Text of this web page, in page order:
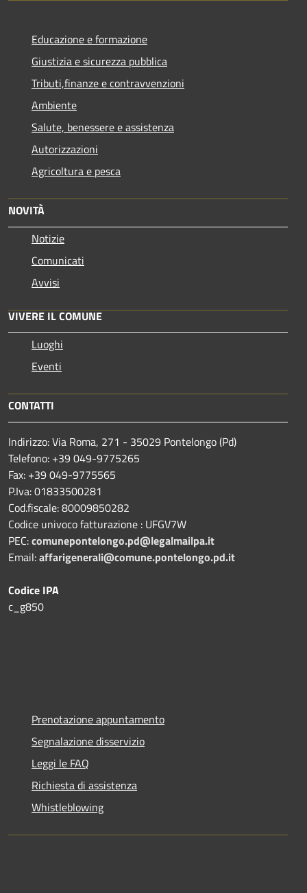
Educazione e formazione
Giustizia e sicurezza pubblica
Tributi,finanze e contravvenzioni
Ambiente
Salute, benessere e assistenza
Autorizzazioni
Agricoltura e pesca
NOVITÀ
Notizie
Comunicati
Avvisi
VIVERE IL COMUNE
Luoghi
Eventi
CONTATTI
Indirizzo: Via Roma, 271 - 35029 Pontelongo (Pd)
Telefono: +39 049-9775265
Fax: +39 049-9775565
P.Iva: 01833500281
Cod.fiscale: 80009850282
Codice univoco fatturazione : UFGV7W
PEC:comunepontelongo.pd@legalmailpa.it
Email:affarigenerali@comune.pontelongo.pd.it
Codice IPA
c_g850
Prenotazione appuntamento
Segnalazione disservizio
Leggi le FAQ
Richiesta di assistenza
Whistleblowing